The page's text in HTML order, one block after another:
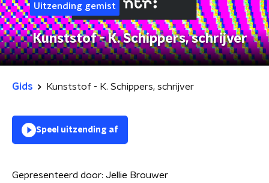
Uitzending gemist
Kunststof - K. Schippers, schrijver
Gids Kunststof - K. Schippers, schrijver
Speel uitzending af
Gepresenteerd door: Jellie Brouwer